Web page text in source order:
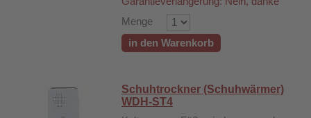
Menge
in den Warenkorb
Schuhtrockner (Schuhwärmer)
WDH-ST4